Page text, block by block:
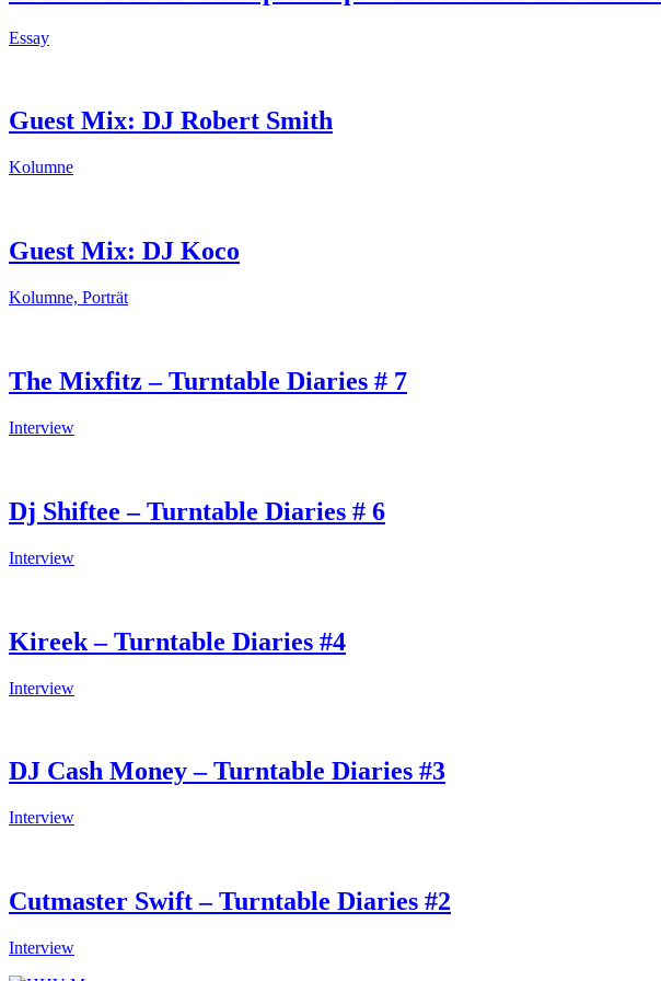
Essay
Guest Mix: DJ Robert Smith
Kolumne
Guest Mix: DJ Koco
Kolumne, Porträt
The Mixfitz – Turntable Diaries # 7
Interview
Dj Shiftee – Turntable Diaries # 6
Interview
Kireek – Turntable Diaries #4
Interview
DJ Cash Money – Turntable Diaries #3
Interview
Cutmaster Swift – Turntable Diaries #2
Interview